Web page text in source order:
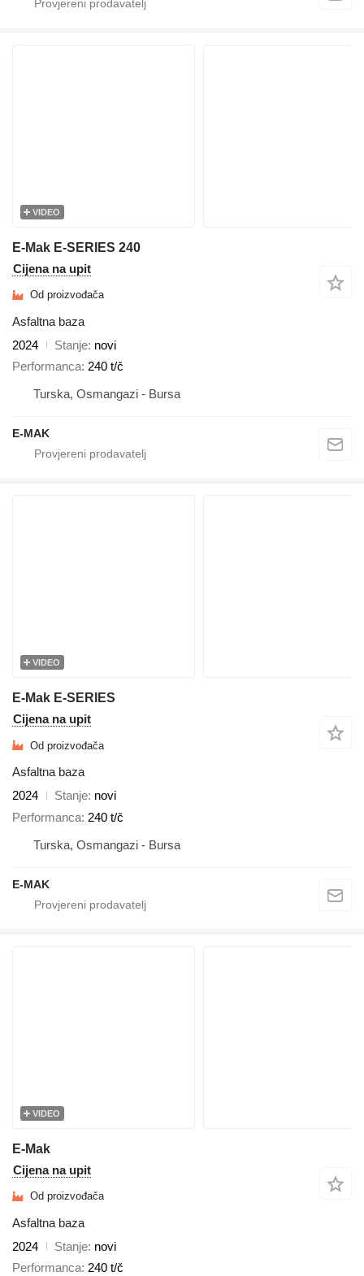
VIDEO
E-Mak E-SERIES 240
Cijena na upit
Od proizvođača
Asfaltna baza
2024
Stanje novi
Performanca 240 t/č
Turska, Osmangazi - Bursa
E-MAK
VIDEO
E-Mak E-SERIES
Cijena na upit
Od proizvođača
Asfaltna baza
2024
Stanje novi
Performanca 240 t/č
Turska, Osmangazi - Bursa
E-MAK
VIDEO
E-Mak
Cijena na upit
Od proizvođača
Asfaltna baza
2024
Stanje novi
Performanca 240 t/č